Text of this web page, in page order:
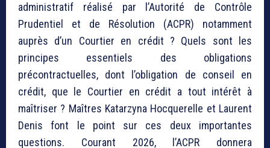
administratif réalisé par l’Autorité de Contrôle
Prudentiel et de Résolution (ACPR) notamment
auprès d’un Courtier en crédit ? Quels sont les
principes essentiels des obligations
précontractuelles, dont l’obligation de conseil en
crédit, que le Courtier en crédit a tout intérêt à
maîtriser ? Maîtres Katarzyna Hocquerelle et Laurent
Denis font le point sur ces deux importantes
questions. Courant 2026, l’ACPR donnera